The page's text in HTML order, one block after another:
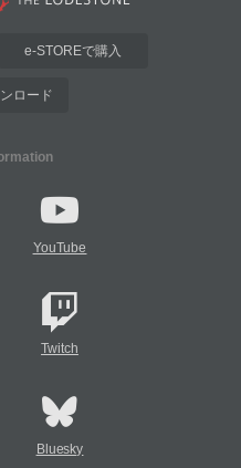
e-STOREで購入
ロード
YouTube
Twitch
Bluesky